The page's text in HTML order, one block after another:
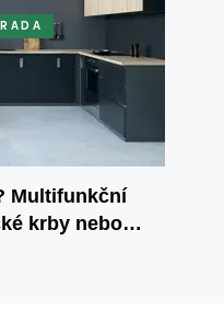
Multifunkční
krby nebo